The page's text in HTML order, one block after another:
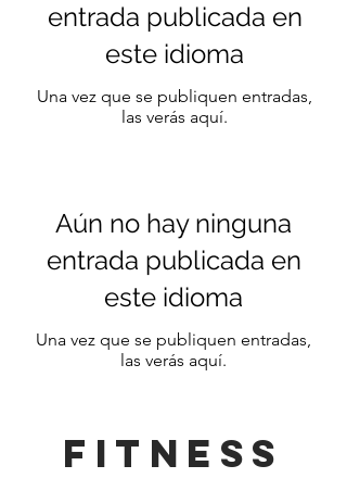
entrada publicada en
este idioma
Una vez que se publiquen entradas,
las verás aquí.
Aún no hay ninguna
entrada publicada en
este idioma
Una vez que se publiquen entradas,
las verás aquí.
FITNESS